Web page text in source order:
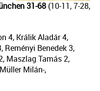
31-68 (10-11, 7-28,
4, Králik Aladár 4,
Reményi Benedek 3,
Maszlag Tamás 2,
Milán-,